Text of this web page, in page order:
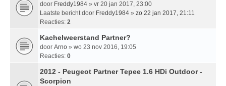
door Freddy1984 » vr 20 jan 2017, 23:00
Laatste bericht door Freddy1984 » zo 22 jan 2017, 21:11
Reacties: 2
Kachelweerstand Partner?
door Arno » wo 23 nov 2016, 19:05
Reacties: 0
2012 - Peugeot Partner Tepee 1.6 HDi Outdoor -
Scorpion